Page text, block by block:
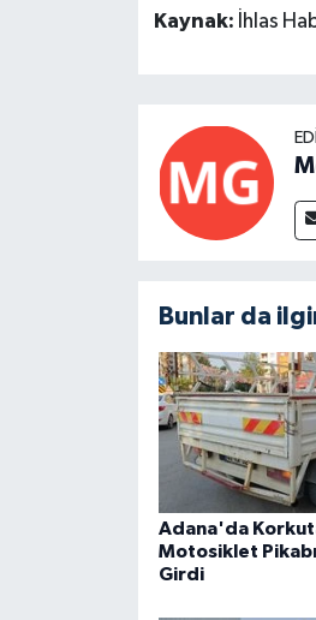
Kaynak: İhlas
Bunlar da
Adana'da
Motosiklet
Girdi